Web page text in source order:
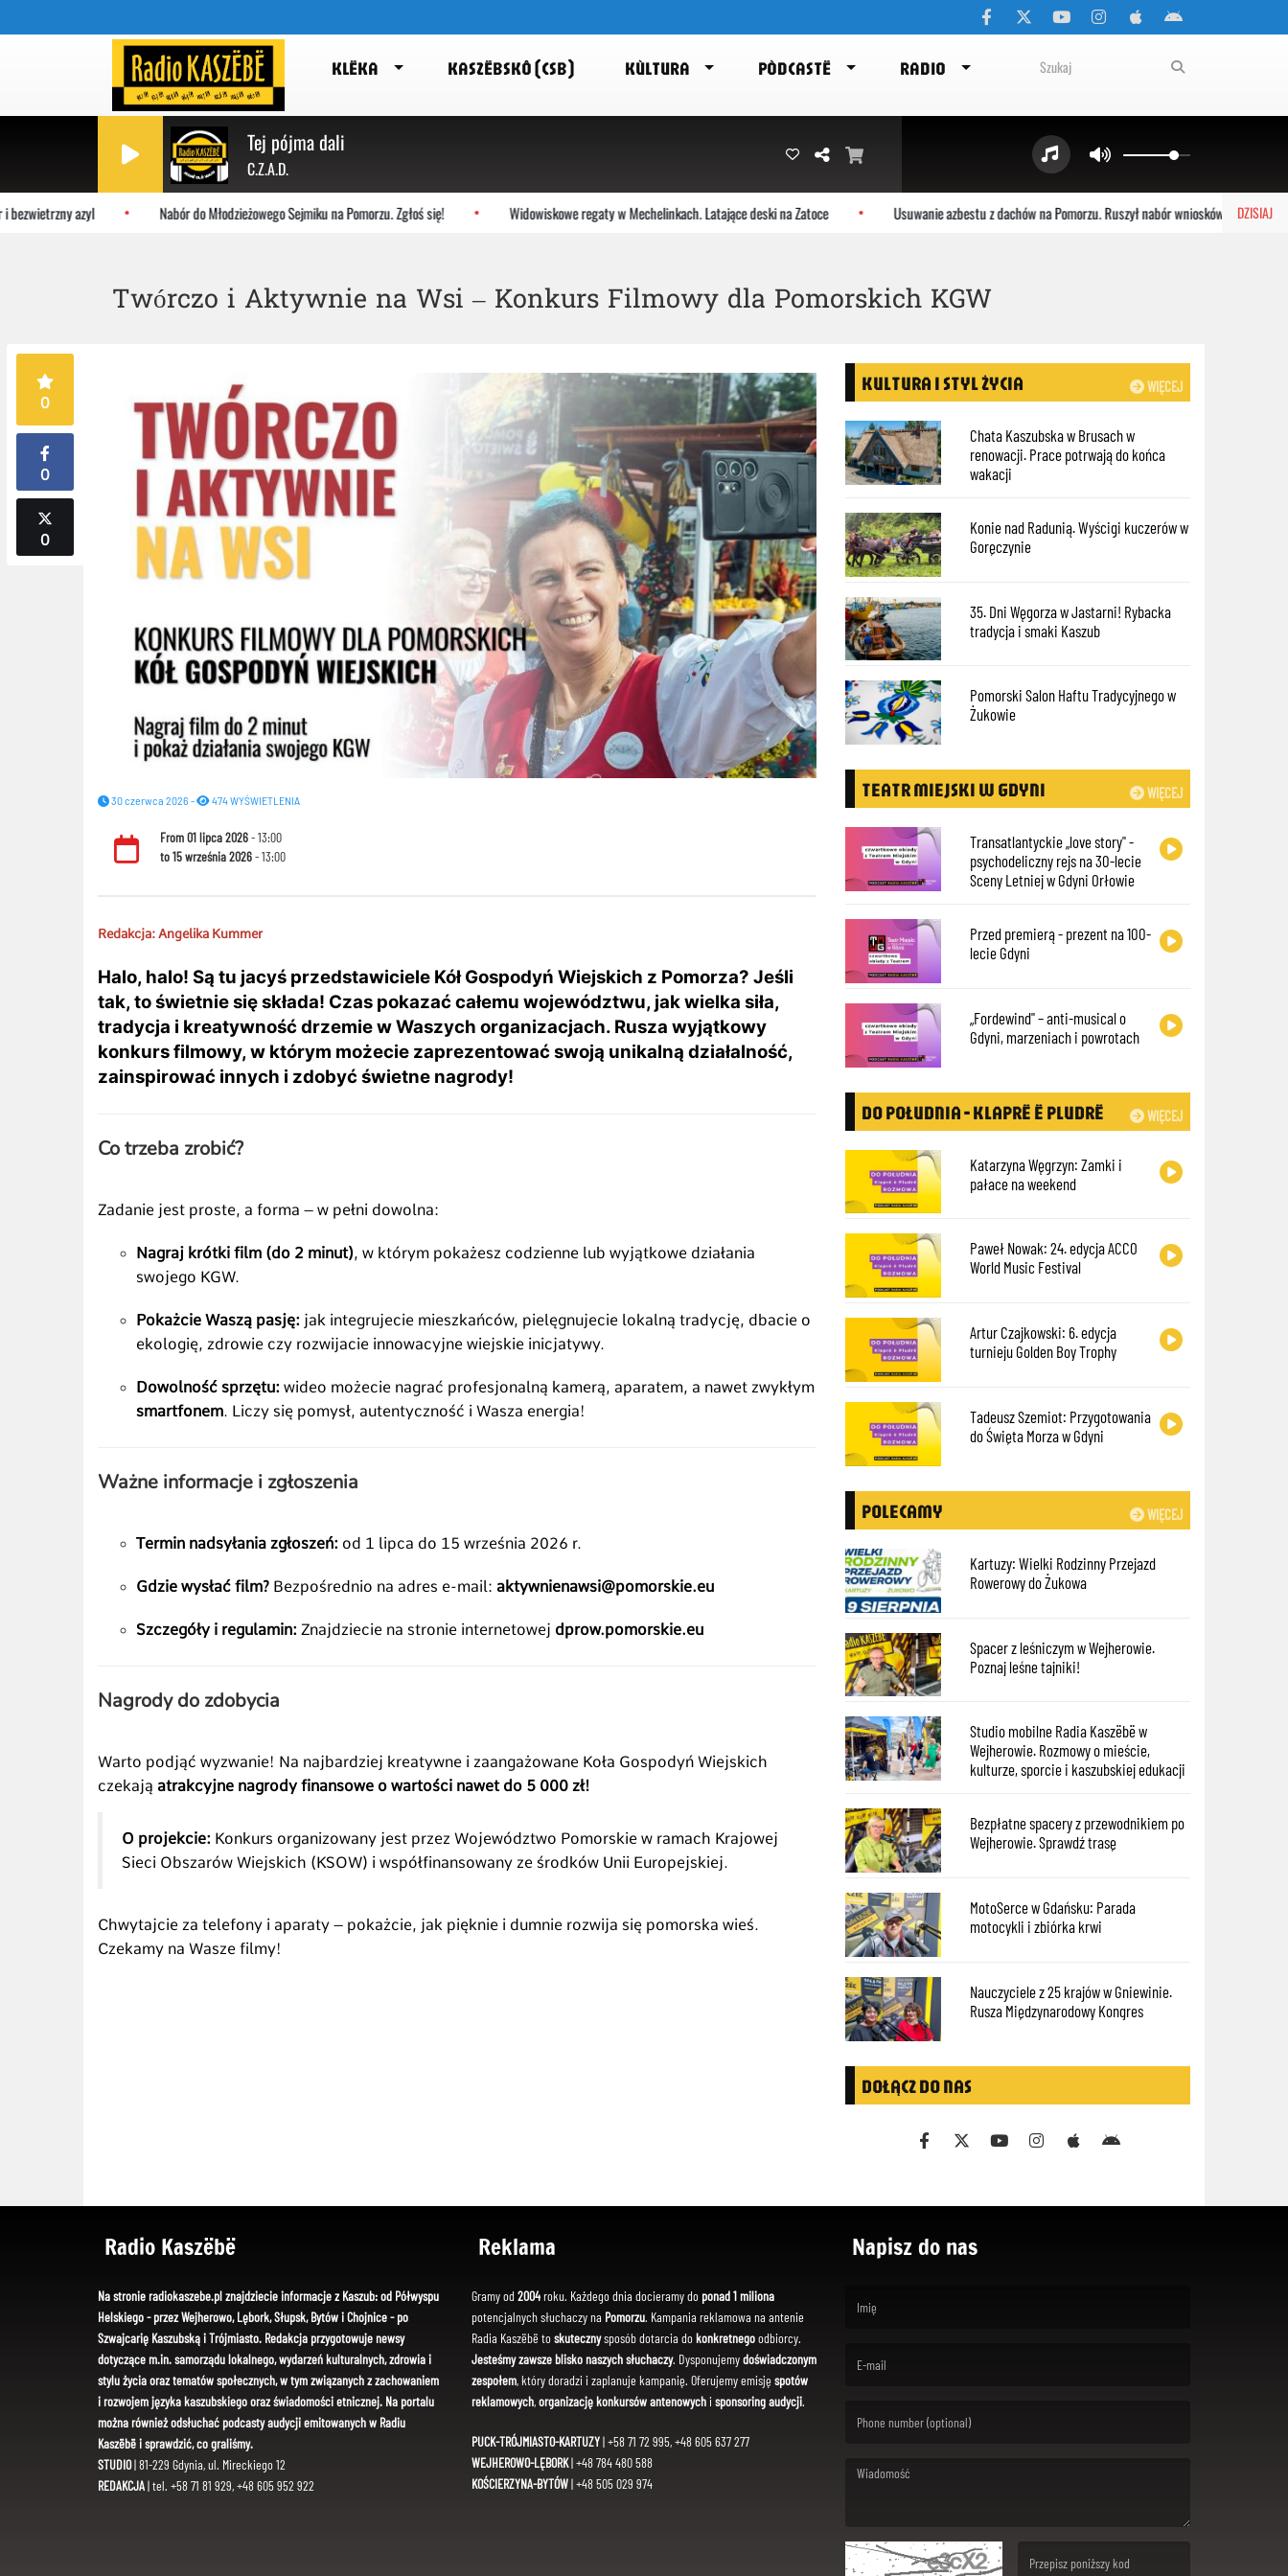
KLËKA KASZËBSKÔ (CSB) KÙLTURA PÒDCASTË RADIO
Tej pójma dali
C.Z.A.D.
DZISIAJ
azyl Nabór do Młodzieżowego Sejmiku na Pomorzu. Zgłoś się! Widowiskowe regaty w Mechelinkach. Latające deski na Zatoce Usuwanie azbestu z dachów na Pomorzu. Ruszył nabór wniosków
Twórczo i Aktywnie na Wsi – Konkurs Filmowy dla Pomorskich KGW
0
0
0
30 czerwca 2026 - 474 WYŚWIETLENIA
From01 lipca 2026- 13:00
to15 września 2026- 13:00
Redakcja: Angelika Kummer
Halo, halo! Są tu jacyś przedstawiciele Kół Gospodyń Wiejskich z Pomorza? Jeśli
tak, to świetnie się składa! Czas pokazać całemu województwu, jak wielka siła,
tradycja i kreatywność drzemie w Waszych organizacjach. Rusza wyjątkowy
konkurs filmowy, w którym możecie zaprezentować swoją unikalną działalność,
zainspirować innych i zdobyć świetne nagrody!
Co trzeba zrobić?
Zadanie jest proste, a forma – w pełni dowolna:
Nagraj krótki film (do 2 minut), w którym pokażesz codzienne lub wyjątkowe działania
swojego KGW.
Pokażcie Waszą pasję: jak integrujecie mieszkańców, pielęgnujecie lokalną tradycję, dbacie o
ekologię, zdrowie czy rozwijacie innowacyjne wiejskie inicjatywy.
Dowolność sprzętu: wideo możecie nagrać profesjonalną kamerą, aparatem, a nawet zwykłym
smartfonem. Liczy się pomysł, autentyczność i Wasza energia!
Ważne informacje i zgłoszenia
Termin nadsyłania zgłoszeń: od 1 lipca do 15 września 2026 r.
Gdzie wysłać film? Bezpośrednio na adres e-mail: aktywnienawsi@pomorskie.eu
Szczegóły i regulamin: Znajdziecie na stronie internetowej dprow.pomorskie.eu
Nagrody do zdobycia
Warto podjąć wyzwanie! Na najbardziej kreatywne i zaangażowane Koła Gospodyń Wiejskich
czekają atrakcyjne nagrody finansowe o wartości nawet do 5 000 zł!
O projekcie: Konkurs organizowany jest przez Województwo Pomorskie w ramach Krajowej
Sieci Obszarów Wiejskich (KSOW) i współfinansowany ze środków Unii Europejskiej.
Chwytajcie za telefony i aparaty – pokażcie, jak pięknie i dumnie rozwija się pomorska wieś.
Czekamy na Wasze filmy!
WIĘCEJ
KULTURA I STYL ŻYCIA
Chata Kaszubska w Brusach w
renowacji. Prace potrwają do końca
wakacji
Konie nad Radunią. Wyścigi kuczerów w
Goręczynie
35. Dni Węgorza w Jastarni! Rybacka
tradycja i smaki Kaszub
Pomorski Salon Haftu Tradycyjnego w
Żukowie
WIĘCEJ
TEATR MIEJSKI W GDYNI
Transatlantyckie „love story" -
psychodeliczny rejs na 30-lecie
Sceny Letniej w Gdyni Orłowie
Przed premierą - prezent na 100-
lecie Gdyni
„Fordewind" – anti-musical o
Gdyni, marzeniach i powrotach
WIĘCEJ
DO POŁUDNIA - KLAPRË Ë PLUDRË
Katarzyna Węgrzyn: Zamki i
pałace na weekend
Paweł Nowak: 24. edycja ACCO
World Music Festival
Artur Czajkowski: 6. edycja
turnieju Golden Boy Trophy
Tadeusz Szemiot: Przygotowania
do Święta Morza w Gdyni
WIĘCEJ
POLECAMY
Kartuzy: Wielki Rodzinny Przejazd
Rowerowy do Żukowa
Spacer z leśniczym w Wejherowie.
Poznaj leśne tajniki!
Studio mobilne Radia Kaszëbë w
Wejherowie. Rozmowy o mieście,
kulturze, sporcie i kaszubskiej edukacji
Bezpłatne spacery z przewodnikiem po
Wejherowie. Sprawdź trasę
MotoSerce w Gdańsku: Parada
motocykli i zbiórka krwi
Nauczyciele z 25 krajów w Gniewinie.
Rusza Międzynarodowy Kongres
DOŁĄCZ DO NAS
Radio Kaszëbë
Na stronie radiokaszebe.pl znajdziecie informacje z Kaszub: od Półwyspu
Helskiego - przez Wejherowo, Lębork, Słupsk, Bytów i Chojnice - po
Szwajcarię Kaszubską i Trójmiasto. Redakcja przygotowuje newsy
dotyczące m.in. samorządu lokalnego, wydarzeń kulturalnych, zdrowia i
stylu życia oraz tematów społecznych, w tym związanych z zachowaniem
i rozwojem języka kaszubskiego oraz świadomości etnicznej. Na portalu
można również odsłuchać podcasty audycji emitowanych w Radiu
Kaszëbë i sprawdzić, co graliśmy.
STUDIO| 81-229 Gdynia, ul. Mireckiego 12
REDAKCJA| tel. +58 71 81 929, +48 605 952 922
Reklama
Gramy od 2004roku. Każdego dnia docieramy do ponad 1 miliona
potencjalnych słuchaczy na Pomorzu. Kampania reklamowa na antenie
Radia Kaszëbë toskutecznysposób dotarcia dokonkretnegoodbiorcy.
Jesteśmy zawsze blisko naszych słuchaczy. Dysponujemydoświadczonym
zespołem, który doradzi i zaplanuje kampanię. Oferujemy emisję spotów
reklamowych,organizację konkursów antenowychi sponsoring audycji.
PUCK-TRÓJMIASTO-KARTUZY| +58 71 72 995, +48 605 637 277
WEJHEROWO-LĘBORK| +48 784 480 588
KOŚCIERZYNA-BYTÓW| +48 505 029 974
Napisz do nas